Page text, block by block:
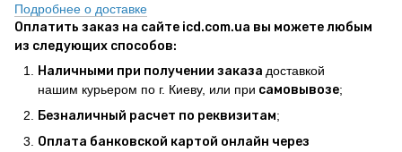
Подробнее о доставке
Оплатить заказ на сайте icd.com.ua вы можете любым
из следующих способов:
Наличными при получении заказа доставкой
нашим курьером по г. Киеву, или при самовывозе;
Безналичный расчет по реквизитам;
Оплата банковской картой онлайн через